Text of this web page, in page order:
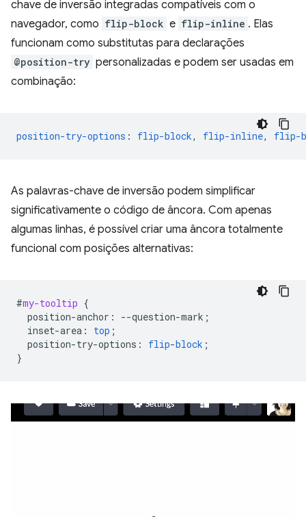
chave de inversão integradas compatíveis com o
navegador, como flip-block e flip-inline . Elas
funcionam como substitutas para declarações
@position-try personalizadas e podem ser usadas em
combinação:
position-try-options : flip-block, flip-inline, flip-
As palavras-chave de inversão podem simplificar
significativamente o código de âncora. Com apenas
algumas linhas, é possível criar uma âncora totalmente
funcional com posições alternativas:
#my-tooltip {
position-anchor : --question-mark ;
inset-area : top ;
position-try-options : flip-block ;
}